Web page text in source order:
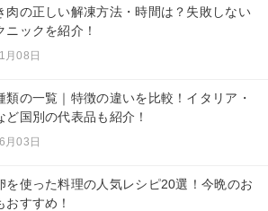
肉の正しい解凍方法・時間は？失敗しない
ニックを紹介！
月08日
類の一覧｜特徴の違いを比較！イタリア・
ど国別の代表品も紹介！
月03日
を使った料理の人気レシピ20選！今晩のお
おすすめ！